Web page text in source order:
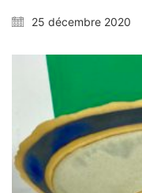
25 décembre 2020